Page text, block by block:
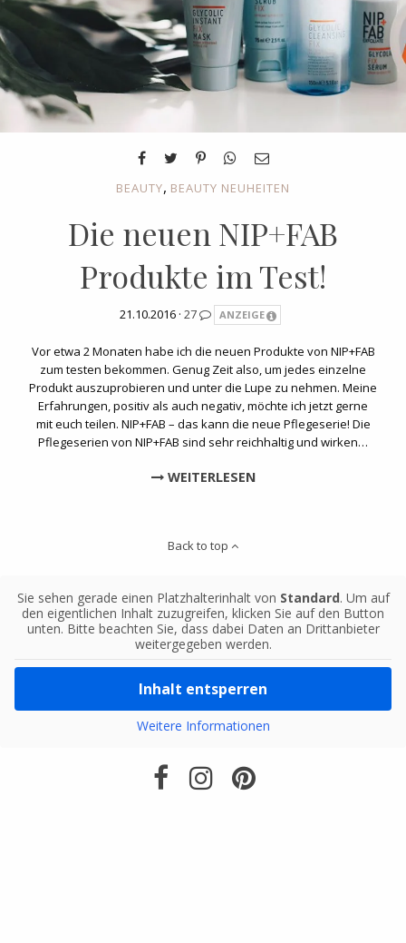
BEAUTY, BEAUTY NEUHEITEN
Die neuen NIP+FAB
Produkte im Test!
21.10.2016 · 27 ANZEIGE
Vor etwa 2 Monaten habe ich die neuen Produkte von NIP+FAB
zum testen bekommen. Genug Zeit also, um jedes einzelne
Produkt auszuprobieren und unter die Lupe zu nehmen. Meine
Erfahrungen, positiv als auch negativ, möchte ich jetzt gerne
mit euch teilen. NIP+FAB – das kann die neue Pflegeserie! Die
Pflegeserien von NIP+FAB sind sehr reichhaltig und wirken…
WEITERLESEN
Back to top
Sie sehen gerade einen Platzhalterinhalt von Standard. Um auf
den eigentlichen Inhalt zuzugreifen, klicken Sie auf den Button
unten. Bitte beachten Sie, dass dabei Daten an Drittanbieter
weitergegeben werden.
Inhalt entsperren
Weitere Informationen